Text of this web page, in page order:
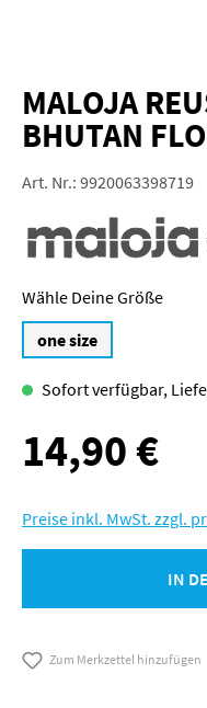
MALOJA
BHUTAN
Art. Nr.: 9920063398719
Größe
one size
Sofort verfügbar,
Regulärer Preis:
14,90 €
Preise inkl. MwSt. zzgl.
IN
Zum Merkzettel hinzufügen